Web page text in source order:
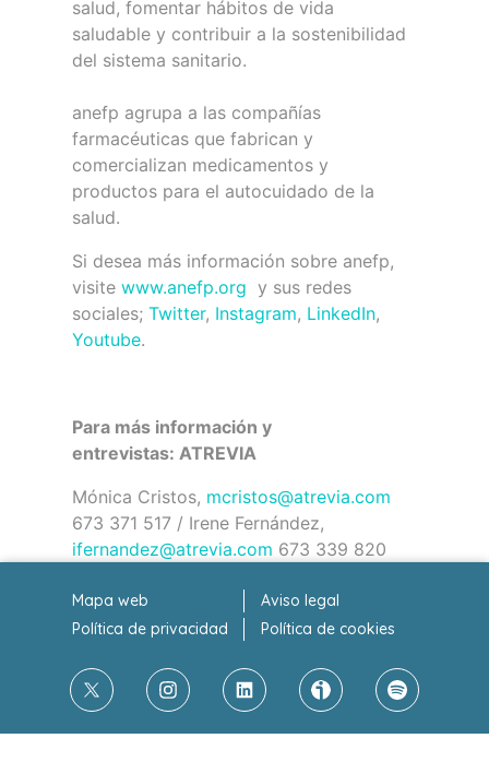
salud, fomentar hábitos de vida
saludable y contribuir a la sostenibilidad
del sistema sanitario.
anefp agrupa a las compañías
farmacéuticas que fabrican y
comercializan medicamentos y
productos para el autocuidado de la
salud.
Si desea más información sobre anefp,
visite www.anefp.org y sus redes
sociales; Twitter, Instagram, LinkedIn,
Youtube.
Para más información y
entrevistas: ATREVIA
Mónica Cristos, mcristos@atrevia.com
673 371 517 / Irene Fernández,
ifernandez@atrevia.com 673 339 820
Mapa web
Aviso legal
Política de privacidad
Política de cookies